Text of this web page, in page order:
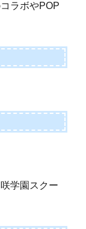
ラボやPOP
学園スクー